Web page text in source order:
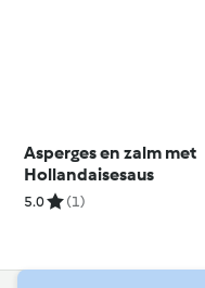
Asperges en zalm met
Hollandaisesaus
5.0 (1)